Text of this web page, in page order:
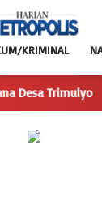
KRIMINAL
Trimulyo